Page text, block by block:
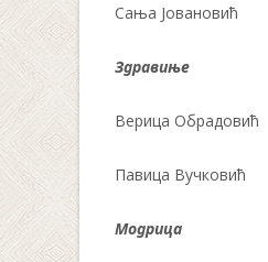
Сања Јовановић
Здравиње
Верица Обрадовић
Павица Вучковић
Модрица